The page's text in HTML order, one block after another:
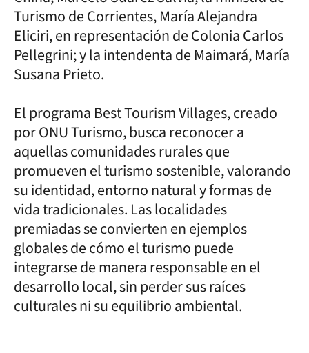
Turismo de Corrientes, María Alejandra
Eliciri, en representación de Colonia Carlos
Pellegrini; y la intendenta de Maimará, María
Susana Prieto.
El programa Best Tourism Villages, creado
por ONU Turismo, busca reconocer a
aquellas comunidades rurales que
promueven el turismo sostenible, valorando
su identidad, entorno natural y formas de
vida tradicionales. Las localidades
premiadas se convierten en ejemplos
globales de cómo el turismo puede
integrarse de manera responsable en el
desarrollo local, sin perder sus raíces
culturales ni su equilibrio ambiental.